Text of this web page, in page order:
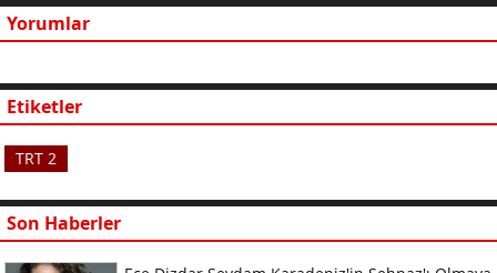
Yorumlar
Etiketler
TRT 2
Son Haberler